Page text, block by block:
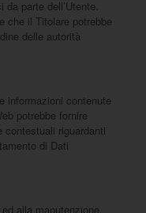
parte dell’Utente.
che il Titolare potrebbe
delle autorità
informazioni contenute
potrebbe fornire
contestuali riguardanti
di Dati
alla manutenzione,